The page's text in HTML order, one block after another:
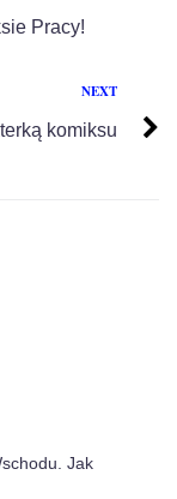
Pracy!
NEXT
komiksu
Jak